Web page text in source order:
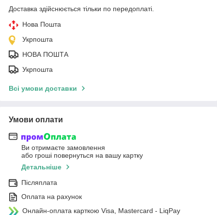
Доставка здійснюється тільки по передоплаті.
Нова Пошта
Укрпошта
НОВА ПОШТА
Укрпошта
Всі умови доставки
Умови оплати
Ви отримаєте замовлення
або гроші повернуться на вашу картку
Детальніше
Післяплата
Оплата на рахунок
Онлайн-оплата карткою Visa, Mastercard - LiqPay